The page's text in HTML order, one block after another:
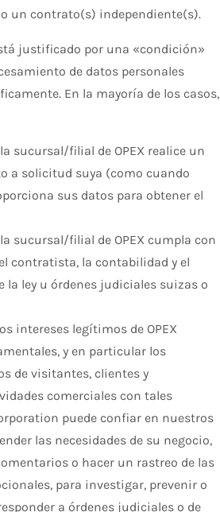
un contrato(s) independiente(s).
justificado por una «condición»
de datos personales
En la mayoría de los casos,
sucursal/filial de OPEX realice un
a solicitud suya (como cuando
sus datos para obtener el
sucursal/filial de OPEX cumpla con
contratista, la contabilidad y el
la ley u órdenes judiciales suizas o
intereses legítimos de OPEX
y en particular los
de visitantes, clientes y
comerciales con tales
puede confiar en nuestros
las necesidades de su negocio,
o hacer un rastreo de las
para investigar, prevenir o
a órdenes judiciales o de